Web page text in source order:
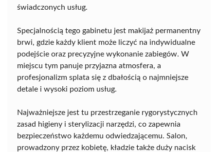
świadczonych usług.
Specjalnością tego gabinetu jest makijaż permanentny
brwi, gdzie każdy klient może liczyć na indywidualne
podejście oraz precyzyjne wykonanie zabiegów. W
miejscu tym panuje przyjazna atmosfera, a
profesjonalizm splata się z dbałością o najmniejsze
detale i wysoki poziom usług.
Najważniejsze jest tu przestrzeganie rygorystycznych
zasad higieny i sterylizacji narzędzi, co zapewnia
bezpieczeństwo każdemu odwiedzającemu. Salon,
prowadzony przez kobietę, kładzie także duży nacisk